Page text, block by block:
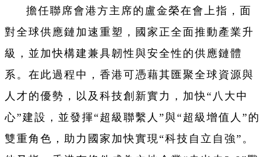
擔任聯席會港方主席的盧金榮在會上指，面
對全球供應鏈加速重塑，國家正全面推動產業升
級，並加快構建兼具韌性與安全性的供應鏈體
系。在此過程中，香港可憑藉其匯聚全球資源與
人才的優勢，以及科技創新實力，加快“八大中
心”建設，並發揮“超級聯繫人”與“超級增值人”的
雙重角色，助力國家加快實現“科技自立自強”。